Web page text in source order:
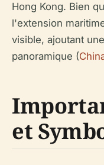
Hong Kong. Bien
l'extension
visible, ajoutant
panoramique (
et